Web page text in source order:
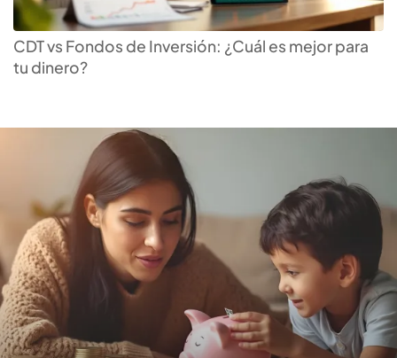
CDT vs Fondos de Inversión: ¿Cuál es mejor para
tu dinero?
Encuentra la tasa más alta
para tuCDT